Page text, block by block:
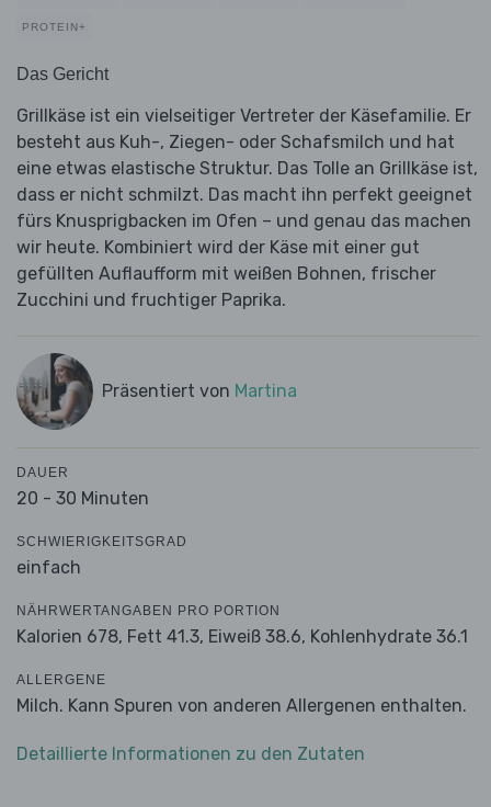
PROTEIN+
Das Gericht
Grillkäse ist ein vielseitiger Vertreter der Käsefamilie. Er
besteht aus Kuh-, Ziegen- oder Schafsmilch und hat
eine etwas elastische Struktur. Das Tolle an Grillkäse ist,
dass er nicht schmilzt. Das macht ihn perfekt geeignet
fürs Knusprigbacken im Ofen – und genau das machen
wir heute. Kombiniert wird der Käse mit einer gut
gefüllten Auflaufform mit weißen Bohnen, frischer
Zucchini und fruchtiger Paprika.
Präsentiert von Martina
DAUER
20 - 30 Minuten
SCHWIERIGKEITSGRAD
einfach
NÄHRWERTANGABEN PRO PORTION
Kalorien 678, Fett 41.3, Eiweiß 38.6, Kohlenhydrate 36.1
ALLERGENE
Milch. Kann Spuren von anderen Allergenen enthalten.
Detaillierte Informationen zu den Zutaten